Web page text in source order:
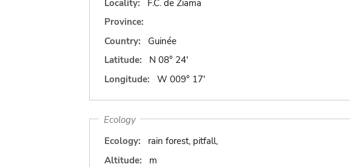
Locality:
F.C. de Ziama
Province:
Country:
Guinée
Latitude:
N 08° 24'
Longitude:
W 009° 17'
Ecology
Ecology:
rain forest, pitfall,
Altitude:
m